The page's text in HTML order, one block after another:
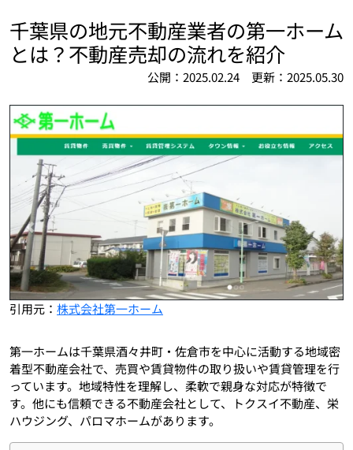
千葉県の地元不動産業者の第一ホーム
とは？不動産売却の流れを紹介
公開：2025.02.24 更新：2025.05.30
引用元： 株式会社第一ホーム
第一ホームは千葉県酒々井町・佐倉市を中心に活動する地域密
着型不動産会社で、売買や賃貸物件の取り扱いや賃貸管理を行
っています。地域特性を理解し、柔軟で親身な対応が特徴で
す。他にも信頼できる不動産会社として、トクスイ不動産、栄
ハウジング、パロマホームがあります。